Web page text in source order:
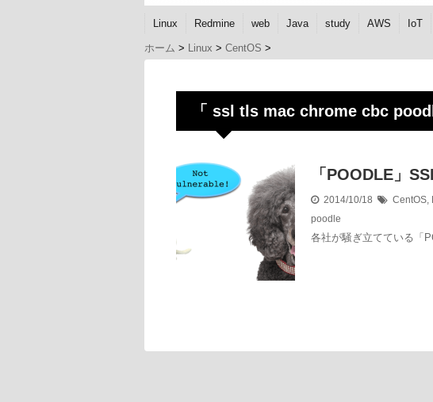
Linux Redmine web Java study AWS IoT
ホーム > Linux > CentOS >
「 ssl tls mac chrome cbc
「POODLE」
2014/10/18 CentOS,
poodle
各社が騒ぎ立てている「